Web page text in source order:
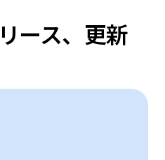
ース、更新